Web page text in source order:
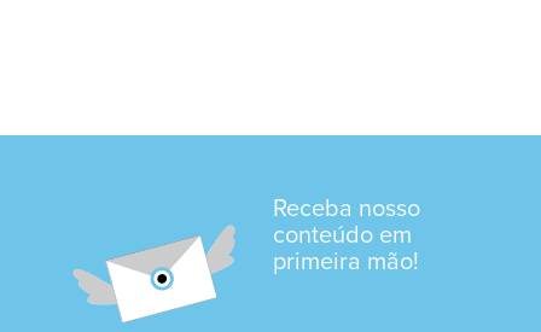
Receba nosso
conteúdo em
primeira mão!